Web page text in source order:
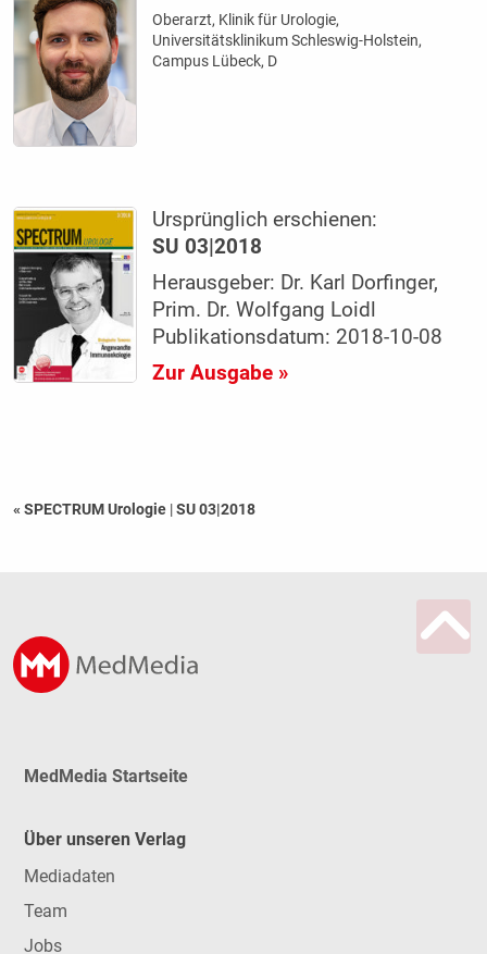
Oberarzt, Klinik für Urologie,
Universitätsklinikum Schleswig-Holstein,
Campus Lübeck, D
Ursprünglich erschienen:
SU 03|2018
Herausgeber: Dr. Karl Dorfinger,
Prim. Dr. Wolfgang Loidl
Publikationsdatum: 2018-10-08
Zur Ausgabe »
« SPECTRUM Urologie |SU 03|2018
MedMedia Startseite
Über unseren Verlag
Mediadaten
Team
Jobs